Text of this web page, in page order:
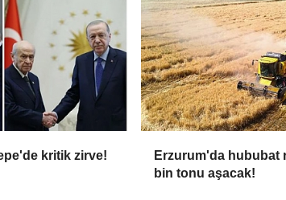
kritik zirve!
Erzurum'da hububat
bin tonu aşacak!